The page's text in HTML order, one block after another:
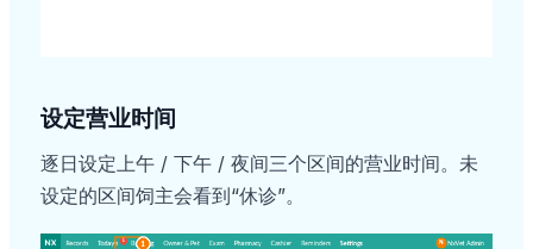
设定营业时间
逐日设定上午 / 下午 / 夜间三个区间的营业时间。未
设定的区间饲主会看到“休诊”。